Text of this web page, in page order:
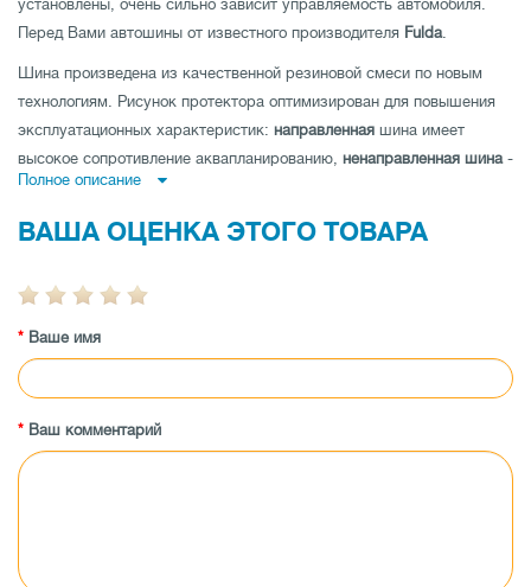
установлены, очень сильно зависит управляемость автомобиля.
Перед Вами автошины от известного производителя Fulda.
Шина произведена из качественной резиновой смеси по новым
технологиям. Рисунок протектора оптимизирован для повышения
эксплуатационных характеристик: направленная шина имеет
высокое сопротивление аквапланированию, ненаправленная шина-
низкий уровень шума и отличные показатели устойчивости на
управляемость на мокрой, так и на сухой дороге.
Шина имеет высокую износоустойчивость, а также
нагрузки и скорости.
Заказывайте шины Fulda EcoControl HP 195/55 R15 85H по низкой
цене в магазине tireland.com.ua.
Полное описание
ВАША ОЦЕНКА ЭТОГО ТОВАРА
Ваше имя
Ваш комментарий